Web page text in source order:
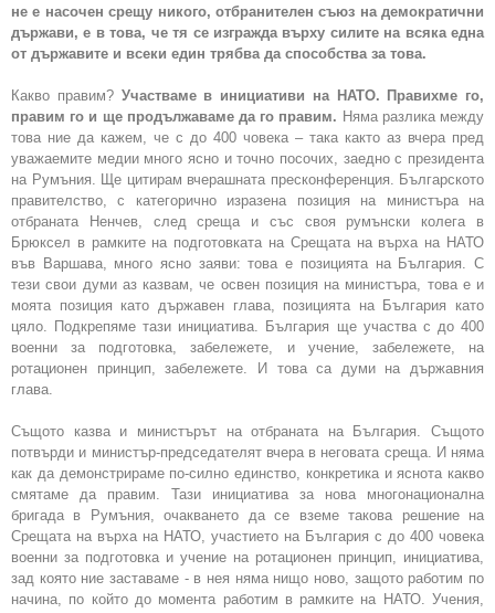
не е насочен срещу никого, отбранителен съюз на демократични
държави, е в това, че тя се изгражда върху силите на всяка една
от държавите и всеки един трябва да способства за това.
Какво правим? Участваме в инициативи на НАТО. Правихме го,
правим го и ще продължаваме да го правим. Няма разлика между
това ние да кажем, че с до 400 човека – така както аз вчера пред
уважаемите медии много ясно и точно посочих, заедно с президента
на Румъния. Ще цитирам вчерашната пресконференция. Българското
правителство, с категорично изразена позиция на министъра на
отбраната Ненчев, след среща и със своя румънски колега в
Брюксел в рамките на подготовката на Срещата на върха на НАТО
във Варшава, много ясно заяви: това е позицията на България. С
тези свои думи аз казвам, че освен позиция на министъра, това е и
моята позиция като държавен глава, позицията на България като
цяло. Подкрепяме тази инициатива. България ще участва с до 400
военни за подготовка, забележете, и учение, забележете, на
ротационен принцип, забележете. И това са думи на държавния
глава.
Същото казва и министърът на отбраната на България. Същото
потвърди и министър-председателят вчера в неговата среща. И няма
как да демонстрираме по-силно единство, конкретика и яснота какво
смятаме да правим. Тази инициатива за нова многонационална
бригада в Румъния, очакването да се вземе такова решение на
Срещата на върха на НАТО, участието на България с до 400 човека
военни за подготовка и учение на ротационен принцип, инициатива,
зад която ние заставаме - в нея няма нищо ново, защото работим по
начина, по който до момента работим в рамките на НАТО. Учения,